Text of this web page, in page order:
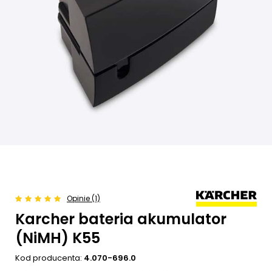
Opinie (1)
Karcher bateria akumulator
(NiMH) K55
Kod producenta: 4.070-696.0